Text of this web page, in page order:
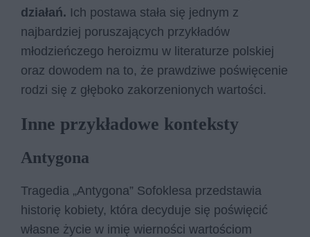
działań. Ich postawa stała się jednym z
najbardziej poruszających przykładów
młodzieńczego heroizmu w literaturze polskiej
oraz dowodem na to, że prawdziwe poświęcenie
rodzi się z głęboko zakorzenionych wartości.
Inne przykładowe konteksty
Antygona
Tragedia „Antygona” Sofoklesa przedstawia
historię kobiety, która decyduje się poświęcić
własne życie w imię wierności wartościom